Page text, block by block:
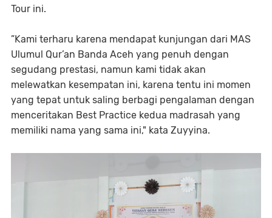
Tour ini.
”Kami terharu karena mendapat kunjungan dari MAS
Ulumul Qur’an Banda Aceh yang penuh dengan
segudang prestasi, namun kami tidak akan
melewatkan kesempatan ini, karena tentu ini momen
yang tepat untuk saling berbagi pengalaman dengan
menceritakan Best Practice kedua madrasah yang
memiliki nama yang sama ini," kata Zuyyina.